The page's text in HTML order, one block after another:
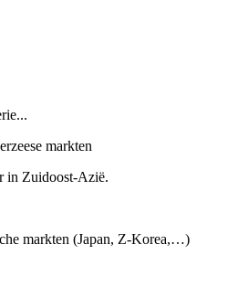
markten
in Zuidoost-Azië.
markten (Japan, Z-Korea,…)